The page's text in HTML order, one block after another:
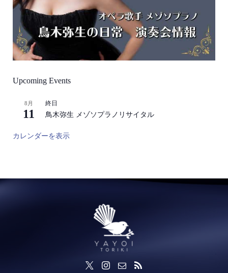
Upcoming Events
8月
11
終日
鳥木弥生 メゾソプラノリサイタル
カレンダーを表示